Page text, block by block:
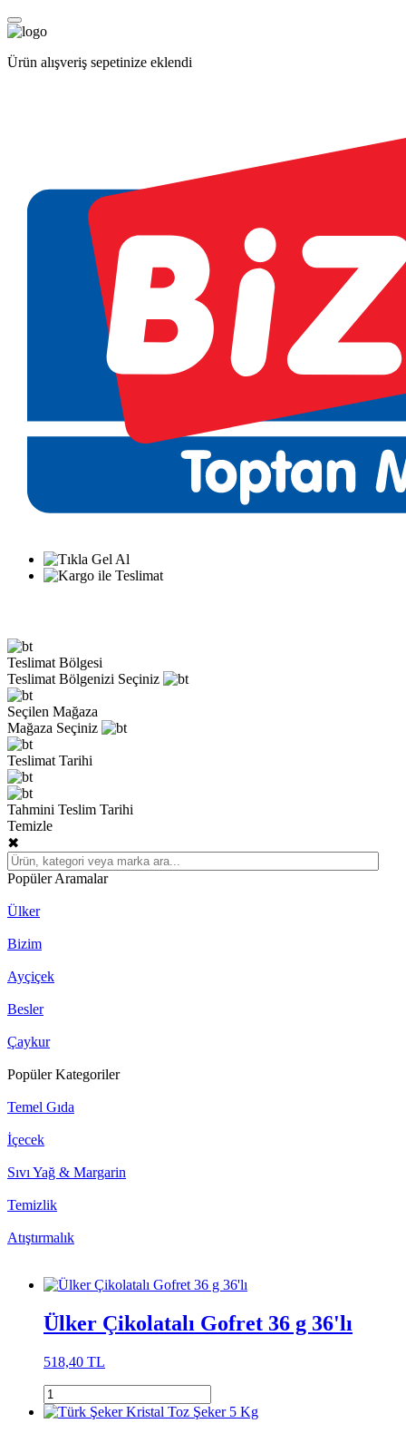
Ürün alışveriş sepetinize eklendi
Teslimat Bölgesi
Teslimat Bölgenizi Seçiniz
Seçilen Mağaza
Mağaza Seçiniz
Teslimat Tarihi
Tahmini Teslim Tarihi
Temizle
✖
Popüler Aramalar
Ülker
Bizim
Ayçiçek
Besler
Çaykur
Popüler Kategoriler
Temel Gıda
İçecek
Sıvı Yağ & Margarin
Temizlik
Atıştırmalık
Ülker Çikolatalı Gofret 36 g 36'lı
518,40 TL